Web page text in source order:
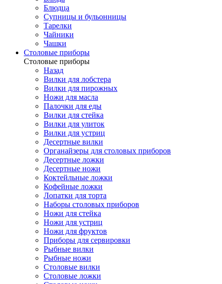
Блюдца
Супницы и бульонницы
Тарелки
Чайники
Чашки
Cтоловые приборы
Cтоловые приборы
Назад
Вилки для лобстера
Вилки для пирожных
Ножи для масла
Палочки для еды
Вилки для стейка
Вилки для улиток
Вилки для устриц
Десертные вилки
Органайзеры для столовых приборов
Десертные ложки
Десертные ножи
Коктейльные ложки
Кофейные ложки
Лопатки для торта
Наборы столовых приборов
Ножи для стейка
Ножи для устриц
Ножи для фруктов
Приборы для сервировки
Рыбные вилки
Рыбные ножи
Столовые вилки
Столовые ложки